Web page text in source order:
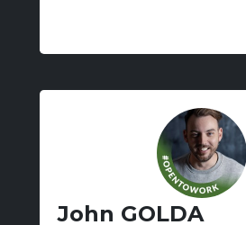
John GOLDA